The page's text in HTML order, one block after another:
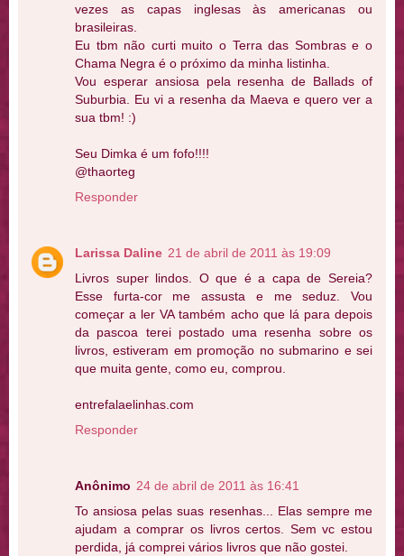
vezes as capas inglesas às americanas ou
brasileiras.
Eu tbm não curti muito o Terra das Sombras e o
Chama Negra é o próximo da minha listinha.
Vou esperar ansiosa pela resenha de Ballads of
Suburbia. Eu vi a resenha da Maeva e quero ver a
sua tbm! :)
Seu Dimka é um fofo!!!!
@thaorteg
Responder
Larissa Daline 21 de abril de 2011 às 19:09
Livros super lindos. O que é a capa de Sereia?
Esse furta-cor me assusta e me seduz. Vou
começar a ler VA também acho que lá para depois
da pascoa terei postado uma resenha sobre os
livros, estiveram em promoção no submarino e sei
que muita gente, como eu, comprou.
entrefalaelinhas.com
Responder
Anônimo 24 de abril de 2011 às 16:41
To ansiosa pelas suas resenhas... Elas sempre me
ajudam a comprar os livros certos. Sem vc estou
perdida, já comprei vários livros que não gostei.